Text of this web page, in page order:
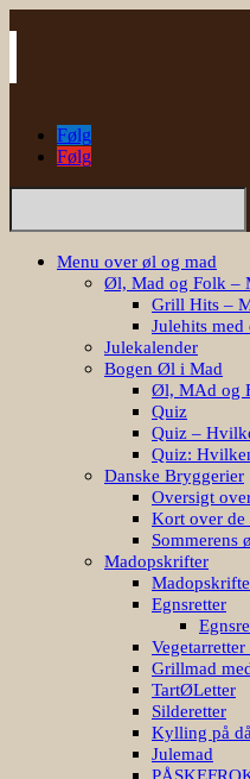
Følg
Følg
Søg
Menu over øl og mad
Øl, Mad og Folk –
Grill Hits –
Julehits
Julekalender
Bogen Øl i Mad
Øl, MAd og
Quiz
Quiz –
Quiz:
Danske Bryggerier
Oversigt
Kort over de
Sommerens
Madopskrifter
Egnsretter
Grillmad
TartØLetter
Silderetter
Kylling på
Julemad